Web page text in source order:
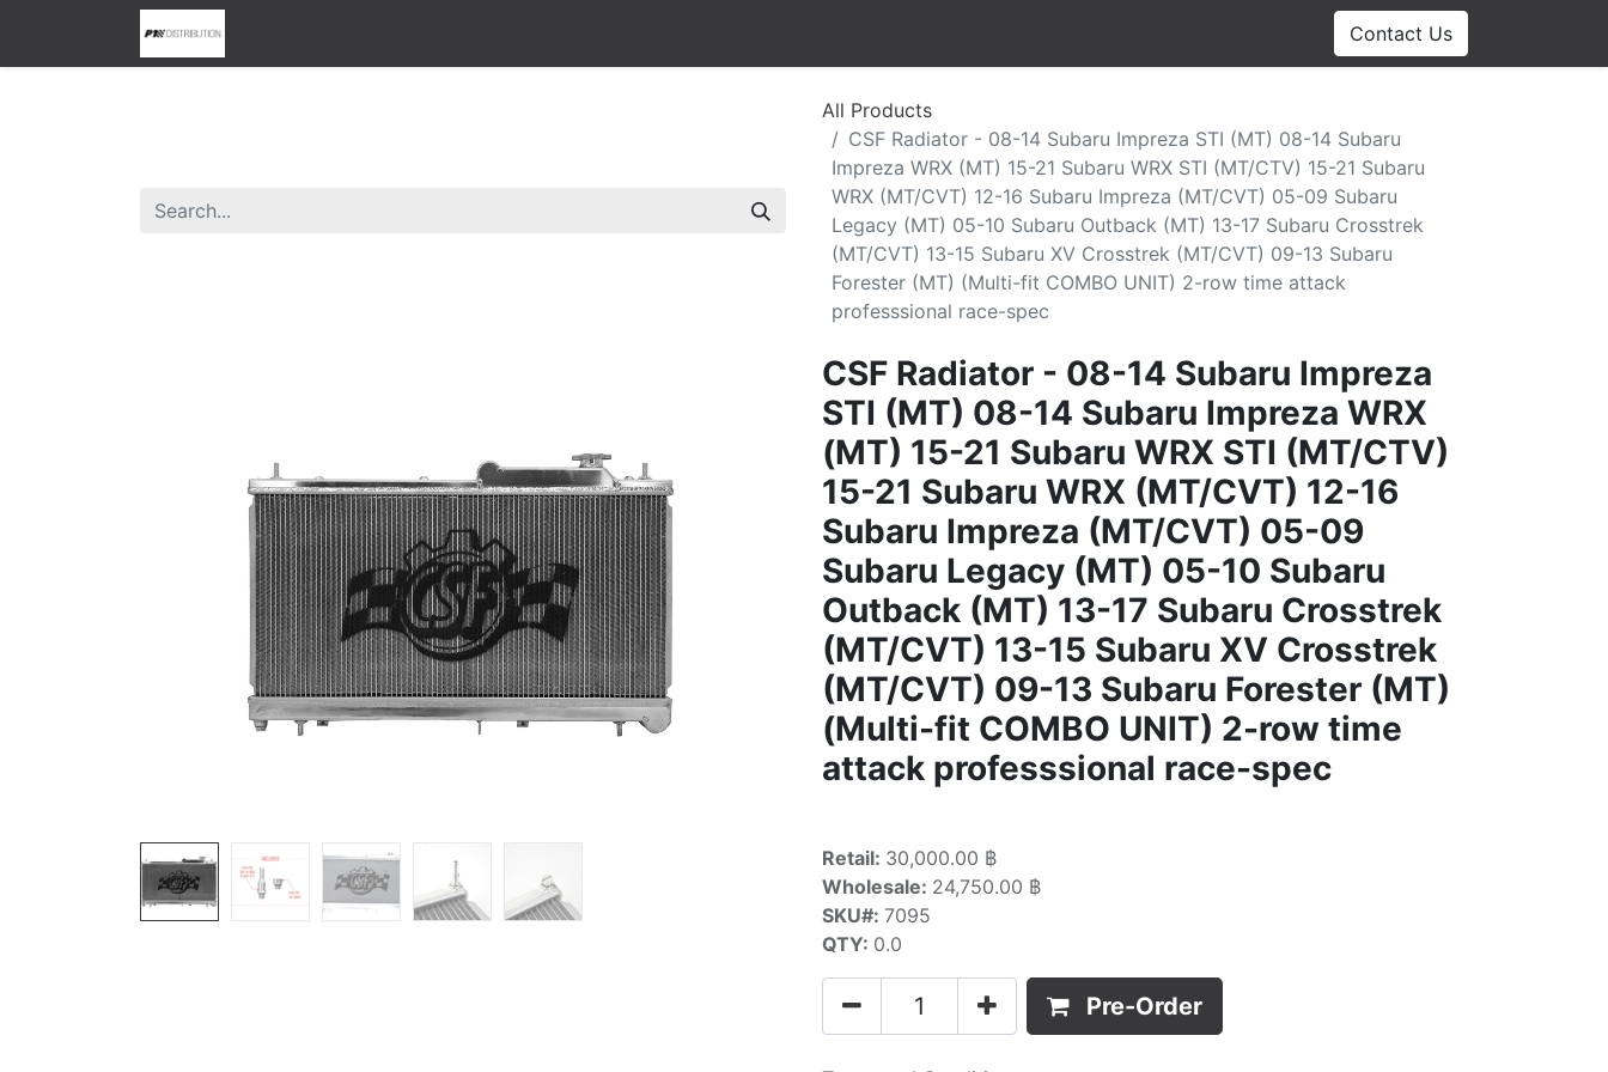
Contact Us
All Products
CSF Radiator - 08-14 Subaru Impreza STI (MT) 08-14 Subaru
Impreza WRX (MT) 15-21 Subaru WRX STI (MT/CTV) 15-21 Subaru
WRX (MT/CVT) 12-16 Subaru Impreza (MT/CVT) 05-09 Subaru
Legacy (MT) 05-10 Subaru Outback (MT) 13-17 Subaru Crosstrek
(MT/CVT) 13-15 Subaru XV Crosstrek (MT/CVT) 09-13 Subaru
Forester (MT) (Multi-fit COMBO UNIT) 2-row time attack
professsional race-spec
CSF Radiator - 08-14 Subaru Impreza
STI (MT) 08-14 Subaru Impreza WRX
(MT) 15-21 Subaru WRX STI (MT/CTV)
15-21 Subaru WRX (MT/CVT) 12-16
Subaru Impreza (MT/CVT) 05-09
Subaru Legacy (MT) 05-10 Subaru
Outback (MT) 13-17 Subaru Crosstrek
(MT/CVT) 13-15 Subaru XV Crosstrek
(MT/CVT) 09-13 Subaru Forester (MT)
(Multi-fit COMBO UNIT) 2-row time
attack professsional race-spec
Retail: 30,000.00 ฿
Wholesale: 24,750.00 ฿
SKU#: 7095
QTY: 0.0
Pre-Order